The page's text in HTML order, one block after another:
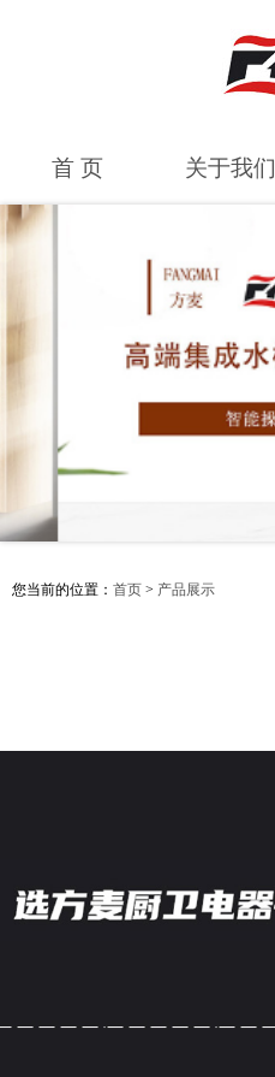
首 页 关于我们
您当前的位置： 首页 > 产品展示